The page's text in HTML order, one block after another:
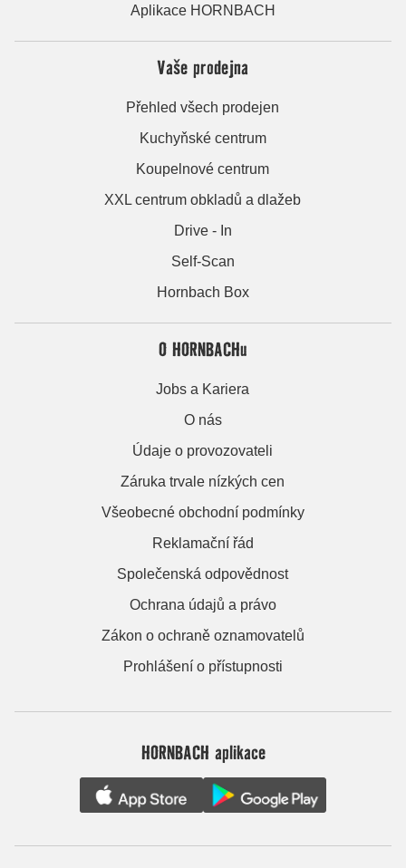
Aplikace HORNBACH
Vaše prodejna
Přehled všech prodejen
Kuchyňské centrum
Koupelnové centrum
XXL centrum obkladů a dlažeb
Drive - In
Self-Scan
Hornbach Box
O HORNBACHu
Jobs a Kariera
O nás
Údaje o provozovateli
Záruka trvale nízkých cen
Všeobecné obchodní podmínky
Reklamační řád
Společenská odpovědnost
Ochrana údajů a právo
Zákon o ochraně oznamovatelů
Prohlášení o přístupnosti
HORNBACH aplikace